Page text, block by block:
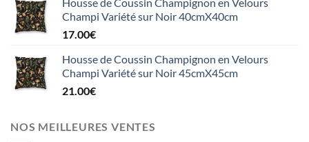
Champi Variété sur Noir 40cmX40cm
17.00€
Housse de Coussin Champignon en Velours
Champi Variété sur Noir 45cmX45cm
21.00€
NOS MEILLEURES VENTES